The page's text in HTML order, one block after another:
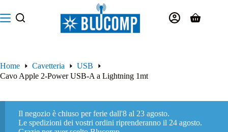
al
contenuto
Carrello
Home Cavetteria
USB
Cavo Apple 2-Power USB-A a Lightning 1mt
Il negozio è chiuso per ferie dall'8 al 23 agosto.
Le spedizioni dei vostri ordini riprenderanno il 24 agosto.